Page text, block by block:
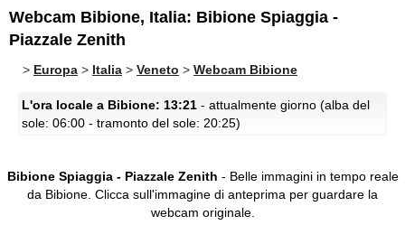
Webcam Bibione, Italia: Bibione Spiaggia -
Piazzale Zenith
> Europa > Italia > Veneto > Webcam Bibione
L'ora locale a Bibione: 13:21 - attualmente giorno (alba del
sole: 06:00 - tramonto del sole: 20:25)
Bibione Spiaggia - Piazzale Zenith - Belle immagini in tempo reale
da Bibione. Clicca sull'immagine di anteprima per guardare la
webcam originale.